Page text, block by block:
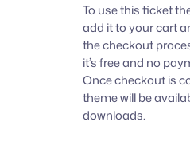
To use this ticket
add it to your cart
the checkout
it’s free and no
Once checkout is
theme will be
downloads.